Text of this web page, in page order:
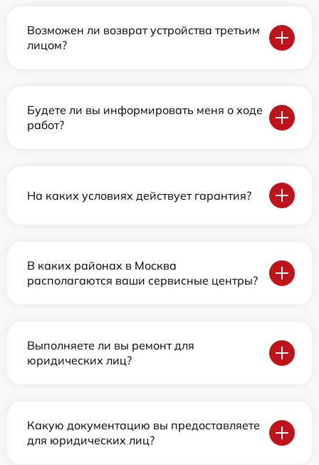
Возможен ли возврат устройства третьим
лицом?
Будете ли вы информировать меня о ходе
работ?
На каких условиях действует гарантия?
В каких районах в Москва
располагаются ваши сервисные центры?
Выполняете ли вы ремонт для
юридических лиц?
Какую документацию вы предоставляете
для юридических лиц?